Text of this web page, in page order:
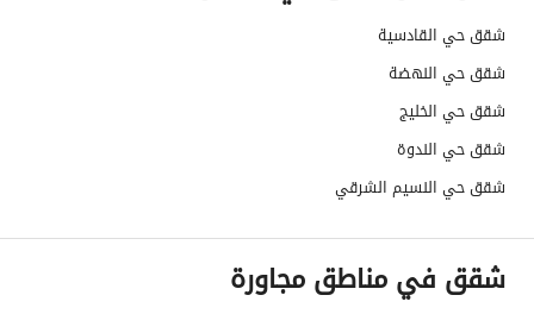
شقق حي القادسية
شقق حي النهضة
شقق حي الخليج
شقق حي الندوة
شقق حي النسيم الشرقي
شقق في مناطق مجاورة